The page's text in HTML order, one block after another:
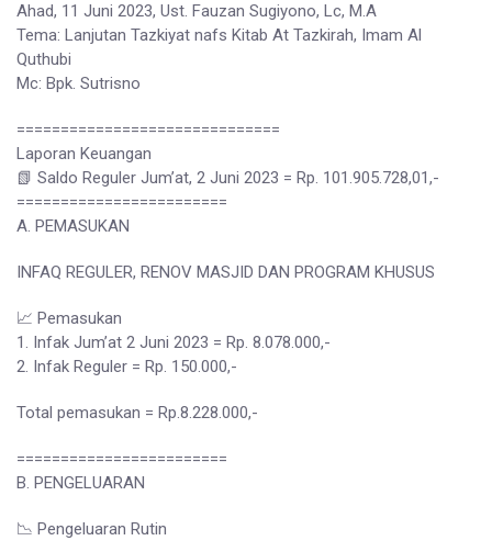
Ahad, 11 Juni 2023, Ust. Fauzan Sugiyono, Lc, M.A
Tema: Lanjutan Tazkiyat nafs Kitab At Tazkirah, Imam Al
Quthubi
Mc: Bpk. Sutrisno
==============================
Laporan Keuangan
📗 Saldo Reguler Jum’at, 2 Juni 2023 = Rp. 101.905.728,01,-
========================
A. PEMASUKAN
INFAQ REGULER, RENOV MASJID DAN PROGRAM KHUSUS
📈 Pemasukan
1. Infak Jum’at 2 Juni 2023 = Rp. 8.078.000,-
2. Infak Reguler = Rp. 150.000,-
Total pemasukan = Rp.8.228.000,-
========================
B. PENGELUARAN
📉 Pengeluaran Rutin